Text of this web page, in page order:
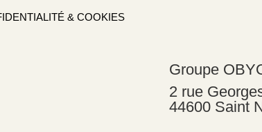
& COOKIES
Groupe
2 rue
44600 Saint